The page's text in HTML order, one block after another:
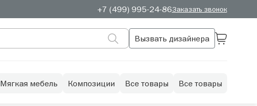
+7 (499) 995-24-86Заказать звонок
Вызвать дизайнера
Мягкая мебель Композиции Все товары Все товары